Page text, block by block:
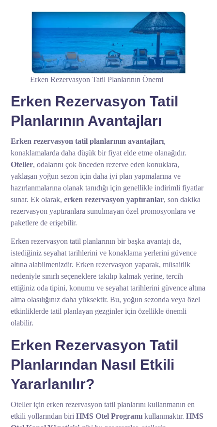
Erken Rezervasyon Tatil Planlarının Önemi
Erken Rezervasyon Tatil
Planlarının Avantajları
Erken rezervasyon tatil planlarının avantajları,
konaklamalarda daha düşük bir fiyat elde etme olanağıdır.
Oteller, odalarını çok önceden rezerve eden konuklara,
yaklaşan yoğun sezon için daha iyi plan yapmalarına ve
hazırlanmalarına olanak tanıdığı için genellikle indirimli fiyatlar
sunar. Ek olarak,erken rezervasyon yaptıranlar, son dakika
rezervasyon yaptıranlara sunulmayan özel promosyonlara ve
paketlere de erişebilir.
Erken rezervasyon tatil planlarının bir başka avantajı da,
istediğiniz seyahat tarihlerini ve konaklama yerlerini güvence
altına alabilmenizdir. Erken rezervasyon yaparak, müsaitlik
nedeniyle sınırlı seçeneklere takılıp kalmak yerine, tercih
ettiğiniz oda tipini, konumu ve seyahat tarihlerini güvence altına
alma olasılığınız daha yüksektir. Bu, yoğun sezonda veya özel
etkinliklerde tatil planlayan gezginler için özellikle önemli
olabilir.
Erken Rezervasyon Tatil
Planlarından Nasıl Etkili
Yararlanılır?
Oteller için erken rezervasyon tatil planlarını kullanmanın en
etkili yollarından biriHMS Otel Programı kullanmaktır.HMS